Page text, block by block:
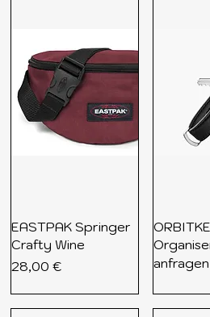
EASTPAK Springer
Crafty Wine
Preis
28,00 €
anfragen